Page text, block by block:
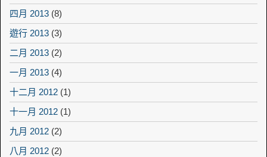
四月 2013 (8)
遊行 2013 (3)
二月 2013 (2)
一月 2013 (4)
十二月 2012 (1)
十一月 2012 (1)
九月 2012 (2)
八月 2012 (2)